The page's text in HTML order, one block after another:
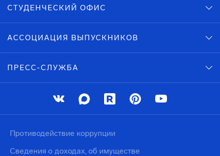
СТУДЕНЧЕСКИЙ ОФИС
АССОЦИАЦИЯ ВЫПУСКНИКОВ
ПРЕСС-СЛУЖБА
Противодействие коррупции
Сведения о доходах, об имуществе